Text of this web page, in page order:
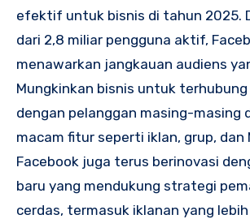
efektif untuk bisnis di tahun 2025.
dari 2,8 miliar pengguna aktif,
menawarkan jangkauan audiens
Mungkinkan bisnis untuk
dengan pelanggan masing-masing
macam fitur seperti iklan, grup, dan
Facebook juga terus berinovasi
baru yang mendukung strategi
cerdas, termasuk iklanan yang